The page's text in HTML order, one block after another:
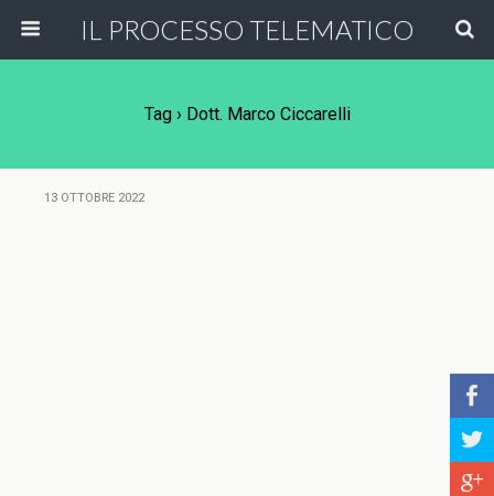
IL PROCESSO TELEMATICO
Tag › Dott. Marco Ciccarelli
13 OTTOBRE 2022
b
a
c